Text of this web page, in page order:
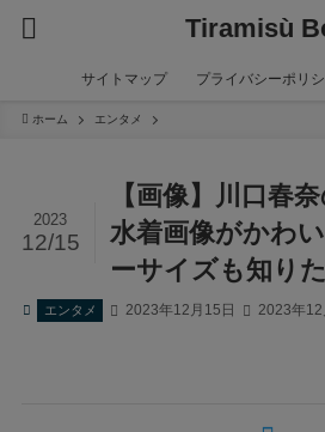
Tiramisù
サイトマップ プライバシーポリ
ホーム エンタメ
【画像】川口春
水着画像がかわ
ーサイズも知りた
2023
12/15
エンタメ 2023年12月15日 2023年12